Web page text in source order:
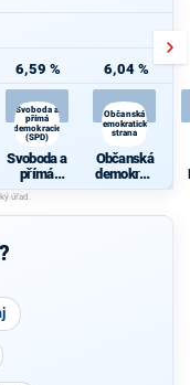
6,59 %
Svoboda a
přímá
demokracie
(SPD)
Svoboda a
přímá
demokraci
e (SPD)
6,04 %
Občanská
demokratická
strana
Občanská
demokrati
cká strana